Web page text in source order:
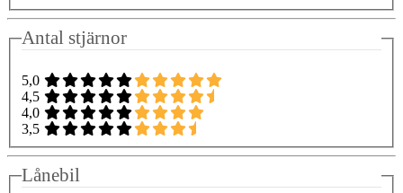
Antal stjärnor
5,0
4,5
4,0
3,5
Lånebil